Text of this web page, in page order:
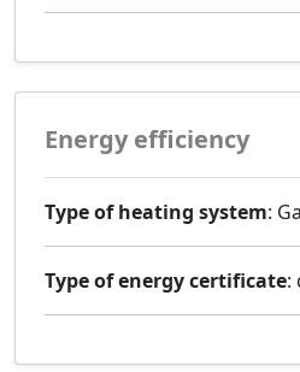
Energy efficiency
Type of heating system:
Type of energy certificate: